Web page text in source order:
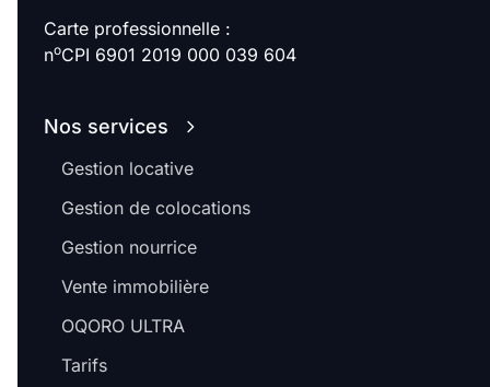
Carte professionnelle :
noCPI 6901 2019 000 039 604
Nos services
Gestion locative
Gestion de colocations
Gestion nourrice
Vente immobilière
OQORO ULTRA
Tarifs